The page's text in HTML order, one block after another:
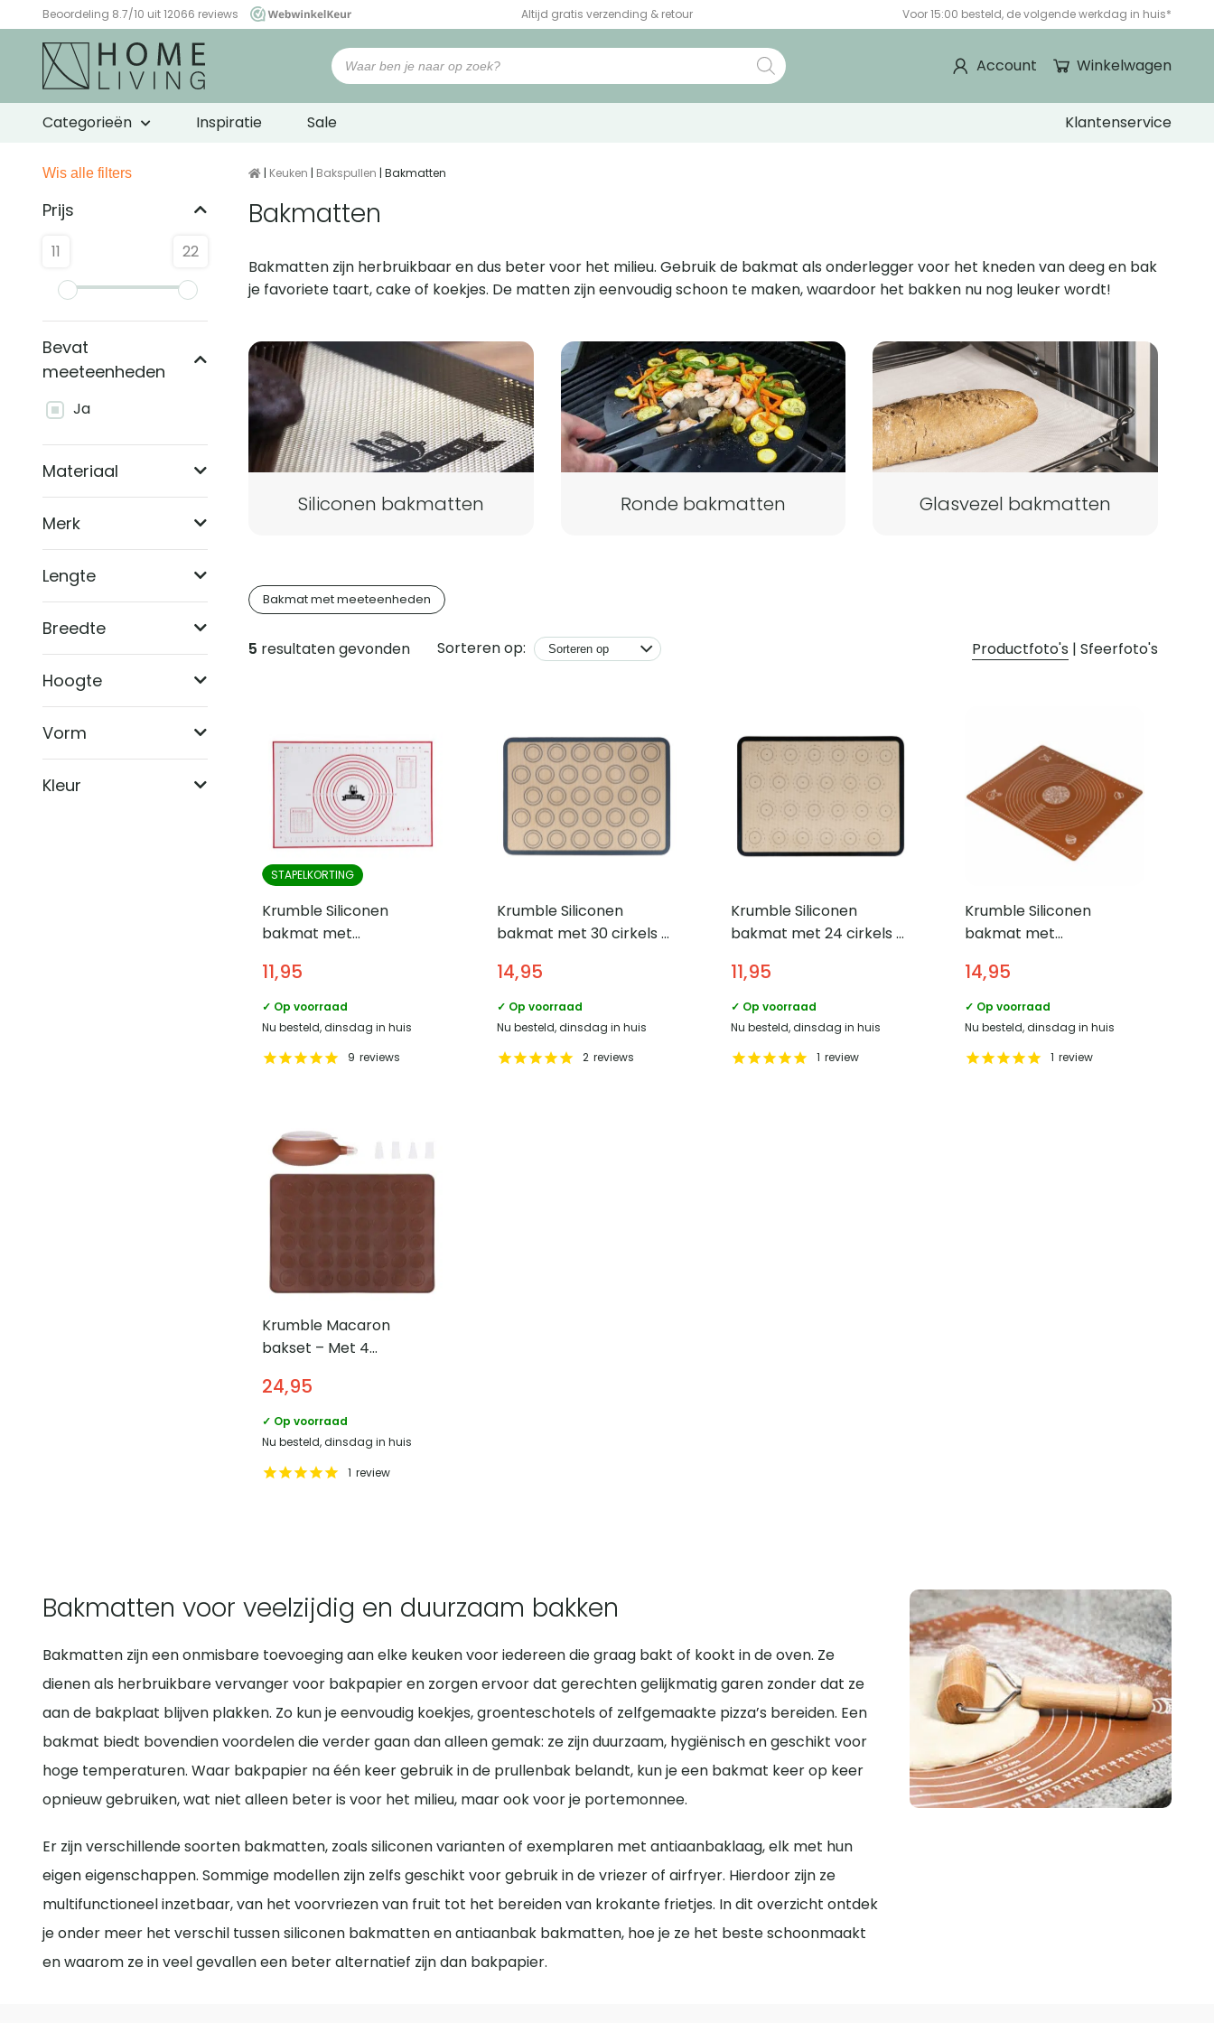
Beoordeling 8.7/10 uit 12066 reviews
WebwinkelKeur
Altijd gratis verzending & retour Voor 15:00 besteld, de volgende werkdag in huis*
Winkelwagen
Account
Categorieën Inspiratie Sale Klantenservice
| Keuken | Bakspullen | Bakmatten
Bakmatten
Bakmatten zijn herbruikbaar en dus beter voor het milieu. Gebruik de bakmat als onderlegger voor het kneden van deeg en bak
je favoriete taart, cake of koekjes. De matten zijn eenvoudig schoon te maken, waardoor het bakken nu nog leuker wordt!
Gerelateerde
pagina's
en
categorieën
Siliconen bakmatten Ronde bakmatten Glasvezel bakmatten
Bakmat met meeteenheden
Producten
5 resultaten gevonden Sorteren op: Productfoto's | Sfeerfoto's
STAPELKORTING
Krumble Siliconen
bakmat met
cm
11,95
✓ Op voorraad
Nu besteld, dinsdag in huis
9 reviews
Krumble Siliconen
bakmat met 30 cirkels –
14,95
✓ Op voorraad
Nu besteld, dinsdag in huis
2 reviews
Krumble Siliconen
bakmat met 24 cirkels –
11,95
✓ Op voorraad
Nu besteld, dinsdag in huis
1 review
Krumble Siliconen
bakmat met
cm – Bruin
14,95
✓ Op voorraad
Nu besteld, dinsdag in huis
1 review
Krumble Macaron
bakset – Met 4
cm (lxb)
24,95
✓ Op voorraad
Nu besteld, dinsdag in huis
1 review
Wis alle filters
Prijs
11 22
Bevat
meeteenheden
Ja
Materiaal
Merk
Lengte
Breedte
Hoogte
Vorm
Kleur
Bakmatten voor veelzijdig en duurzaam bakken
Bakmatten zijn een onmisbare toevoeging aan elke keuken voor iedereen die graag bakt of kookt in de oven. Ze
dienen als herbruikbare vervanger voor bakpapier en zorgen ervoor dat gerechten gelijkmatig garen zonder dat ze
aan de bakplaat blijven plakken. Zo kun je eenvoudig koekjes, groenteschotels of zelfgemaakte pizza’s bereiden. Een
bakmat biedt bovendien voordelen die verder gaan dan alleen gemak: ze zijn duurzaam, hygiënisch en geschikt voor
hoge temperaturen. Waar bakpapier na één keer gebruik in de prullenbak belandt, kun je een bakmat keer op keer
opnieuw gebruiken, wat niet alleen beter is voor het milieu, maar ook voor je portemonnee.
Er zijn verschillende soorten bakmatten, zoals siliconen varianten of exemplaren met antiaanbaklaag, elk met hun
eigen eigenschappen. Sommige modellen zijn zelfs geschikt voor gebruik in de vriezer of airfryer. Hierdoor zijn ze
multifunctioneel inzetbaar, van het voorvriezen van fruit tot het bereiden van krokante frietjes. In dit overzicht ontdek
je onder meer het verschil tussen siliconen bakmatten en antiaanbak bakmatten, hoe je ze het beste schoonmaakt
en waarom ze in veel gevallen een beter alternatief zijn dan bakpapier.